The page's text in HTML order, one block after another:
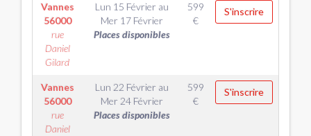
Vannes
56000
rue
Daniel
Gilard
Lun 15 Février au
Mer 17 Février
Places disponibles
599
€
S'inscrire
Vannes
56000
rue
Daniel
Lun 22 Février au
Mer 24 Février
Places disponibles
599
€
S'inscrire